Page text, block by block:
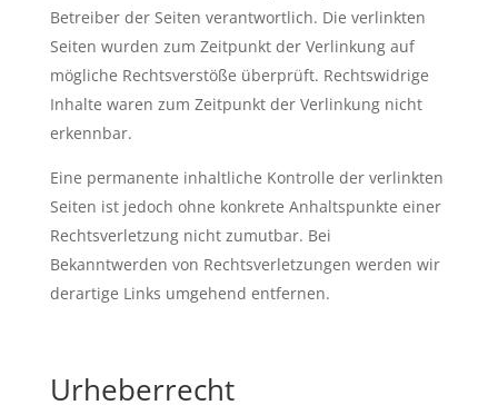
Betreiber der Seiten verantwortlich. Die verlinkten
Seiten wurden zum Zeitpunkt der Verlinkung auf
mögliche Rechtsverstöße überprüft. Rechtswidrige
Inhalte waren zum Zeitpunkt der Verlinkung nicht
erkennbar.
Eine permanente inhaltliche Kontrolle der verlinkten
Seiten ist jedoch ohne konkrete Anhaltspunkte einer
Rechtsverletzung nicht zumutbar. Bei
Bekanntwerden von Rechtsverletzungen werden wir
derartige Links umgehend entfernen.
Urheberrecht